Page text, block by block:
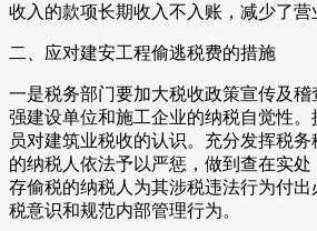
收入的款项长期收入不入账，减少了营
二、应对建安工程偷逃税费的措施
一是税务部门要加大税收政策宣传及
强建设单位和施工企业的纳税自觉性。
员对建筑业税收的认识。充分发挥税
的纳税人依法予以严惩，做到查在实
存偷税的纳税人为其涉税违法行为付
税意识和规范内部管理行为。